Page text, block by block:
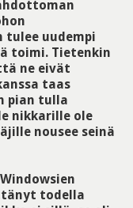
tulee uudempi
toimi. Tietenkin
ne eivät
taas
pian tulla
nikkarille ole
nousee seinä
todella